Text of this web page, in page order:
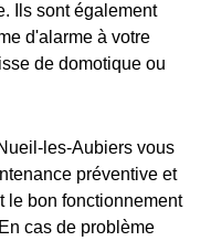
Ils sont également
d'alarme à votre
de domotique ou
les-Aubiers vous
préventive et
le bon fonctionnement
cas de problème